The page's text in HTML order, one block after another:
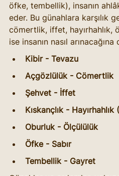
öfke, tembellik), insanın
eder. Bu günahlara karşılık
cömertlik, iffet, hayırhahlık,
ise insanın nasıl
Kibir - Tevazu
Açgözlülük - Cömertlik
Şehvet - İffet
Kıskançlık -
Oburluk - Ölçülülük
Öfke - Sabır
Tembellik - Gayret